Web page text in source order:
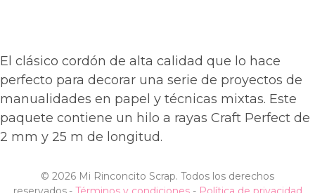
El clásico cordón de alta calidad que lo hace
perfecto para decorar una serie de proyectos de
manualidades en papel y técnicas mixtas. Este
paquete contiene un hilo a rayas Craft Perfect de
2 mm y 25 m de longitud.
© 2026 Mi Rinconcito Scrap. Todos los derechos